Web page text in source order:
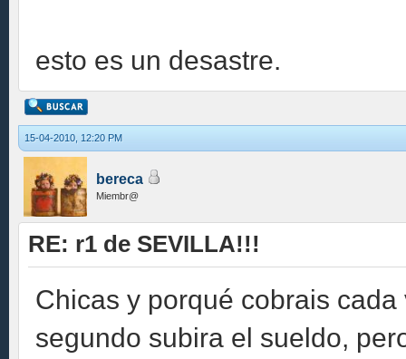
esto es un desastre.
15-04-2010, 12:20 PM
bereca
Miembr@
RE: r1 de SEVILLA!!!
Chicas y porqué cobrais
segundo subira el sueldo,